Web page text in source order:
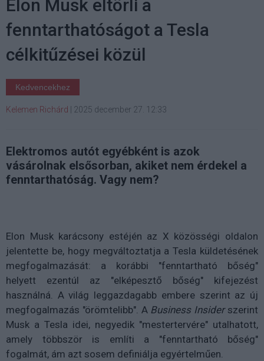
Elon Musk eltörli a
fenntarthatóságot a Tesla
célkitűzései közül
Kedvencekhez
Kelemen Richárd 2025 december 27. 12:33
Elektromos autót egyébként is azok
vásárolnak elsősorban, akiket nem érdekel a
fenntarthatóság. Vagy nem?
Elon Musk karácsony estéjén az X közösségi oldalon
jelentette be, hogy megváltoztatja a Tesla küldetésének
megfogalmazását: a korábbi "fenntartható bőség"
helyett ezentúl az "elképesztő bőség" kifejezést
használná. A világ leggazdagabb embere szerint az új
megfogalmazás "örömtelibb". A Business Insiderszerint
Musk a Tesla idei, negyedik "mestertervére" utalhatott,
amely többször is említi a "fenntartható bőség"
fogalmát, ám azt sosem definiálja egyértelműen.